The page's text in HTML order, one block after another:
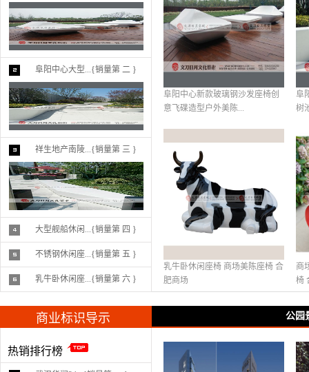
阜阳中心大型...{销量第 二 }
祥生地产南陵...{销量第 三 }
大型舰船休闲...{销量第 四 }
不锈钢休闲座...{销量第 五 }
乳牛卧休闲座...{销量第 六 }
阜阳中心新款玻璃钢沙发座椅创
意飞碟造型户外美陈...
阜
树
乳牛卧休闲座椅 商场美陈座椅 合
肥商场
商
椅
商业标识导示
热销排行榜
公园